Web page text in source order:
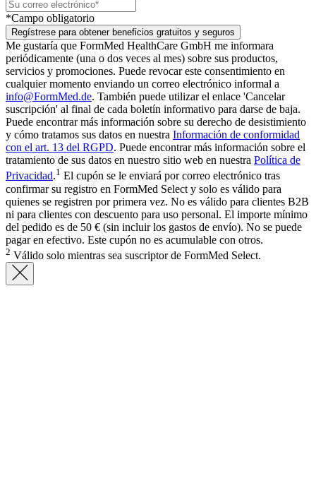
*Campo obligatorio
Regístrese para obtener beneficios gratuitos y seguros
Me gustaría que FormMed HealthCare GmbH me informara
periódicamente (una o dos veces al mes) sobre sus productos,
servicios y promociones. Puede revocar este consentimiento en
cualquier momento enviando un correo electrónico informal a
info@FormMed.de. También puede utilizar el enlace 'Cancelar
suscripción' al final de cada boletín informativo para darse de baja.
Puede encontrar más información sobre su derecho de desistimiento
y cómo tratamos sus datos en nuestra Información de conformidad
con el art. 13 del RGPD. Puede encontrar más información sobre el
tratamiento de sus datos en nuestro sitio web en nuestra Política de
Privacidad.1 El cupón se le enviará por correo electrónico tras
confirmar su registro en FormMed Select y solo es válido para
quienes se registren por primera vez. No es válido para clientes B2B
ni para clientes con descuento para uso personal. El importe mínimo
del pedido es de 50 € (sin incluir los gastos de envío). No se puede
pagar en efectivo. Este cupón no es acumulable con otros.
2 Válido solo mientras sea suscriptor de FormMed Select.